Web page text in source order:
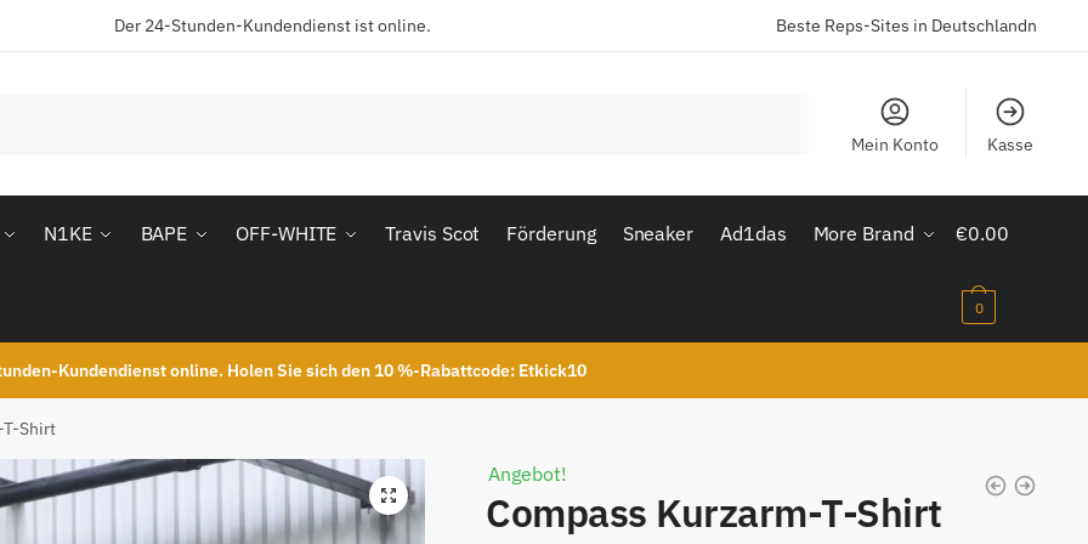
Der 24-Stunden-Kundendienst ist online. Beste Reps-Sites in Deutschlandn
Mein Konto Kasse
N1KE BAPE OFF-WHITE Travis Scot Förderung Sneaker Ad1das More Brand €0.00
0
Kundendienst online. Holen Sie sich den 10 %-Rabattcode: Etkick10
T-Shirt
Angebot!
Compass Kurzarm-T-Shirt